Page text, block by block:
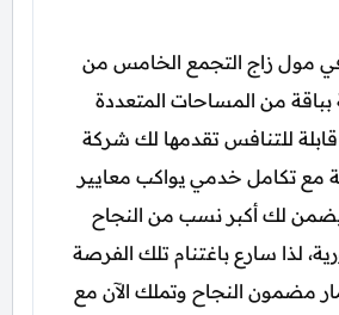
مول زاج التجمع الخامس من
بباقة من المساحات المتعددة
قابلة للتنافس تقدمها لك شركة
مع تكامل خدمي يواكب معايير
يضمن لك أكبر نسب من النجاح
لذا سارع باغتنام تلك الفرصة
مضمون النجاح وتملك الآن مع